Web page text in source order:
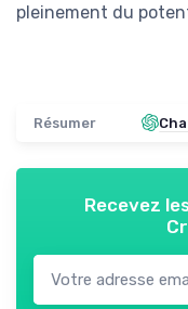
pleinement du
Résumer
Recevez